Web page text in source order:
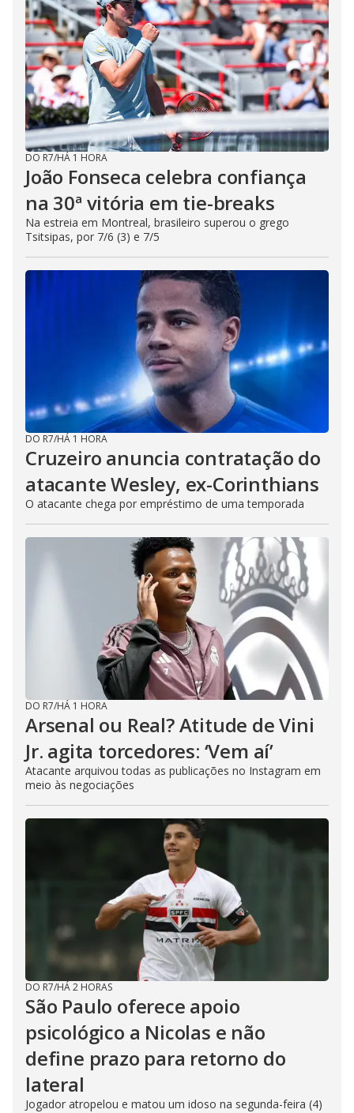
DO R7/HÁ 1 HORA
João Fonseca celebra confiança
na 30ª vitória em tie-breaks
Na estreia em Montreal, brasileiro superou o grego
Tsitsipas, por 7/6 (3) e 7/5
DO R7/HÁ 1 HORA
Cruzeiro anuncia contratação do
atacante Wesley, ex-Corinthians
O atacante chega por empréstimo de uma temporada
DO R7/HÁ 1 HORA
Arsenal ou Real? Atitude de Vini
Jr. agita torcedores: ‘Vem aí’
Atacante arquivou todas as publicações no Instagram em
meio às negociações
DO R7/HÁ 2 HORAS
São Paulo oferece apoio
psicológico a Nicolas e não
define prazo para retorno do
lateral
Jogador atropelou e matou um idoso na segunda-feira (4)